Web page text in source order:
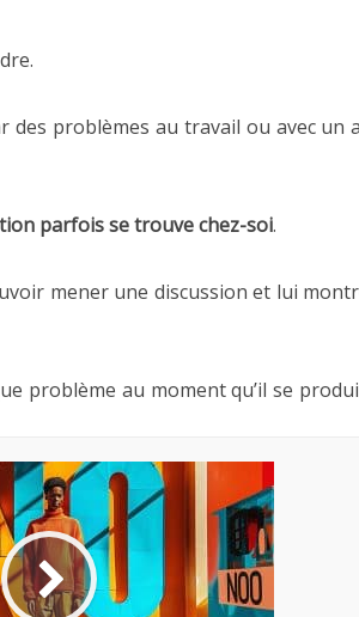
problèmes au travail ou avec un
parfois se trouve chez-soi.
mener une discussion et lui
problème au moment qu’il se